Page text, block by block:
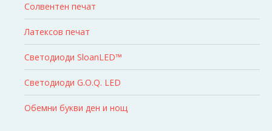
Солвентен печат
Латексов печат
Светодиоди SloanLED™
Светодиоди G.O.Q. LED
Обемни букви ден и нощ